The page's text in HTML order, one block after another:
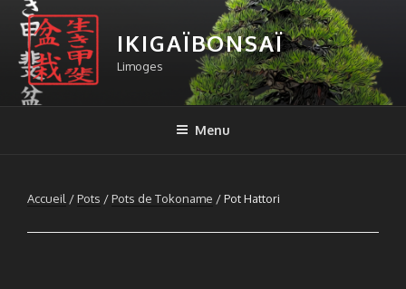
Aller
contenu
principal
IKIGAÏBONSAÏ
Limoges
Menu
Accueil /Pots /Pots de Tokoname / Pot Hattori